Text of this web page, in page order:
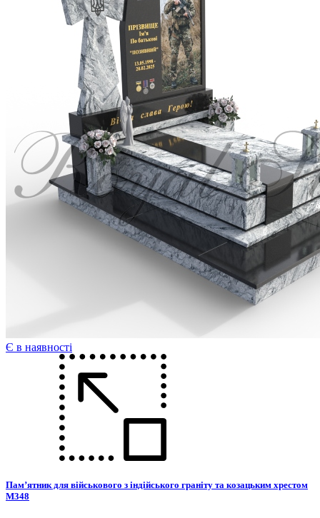
Є в наявності
Пам’ятник для військового з індійського граніту та козацьким хрестом
М348